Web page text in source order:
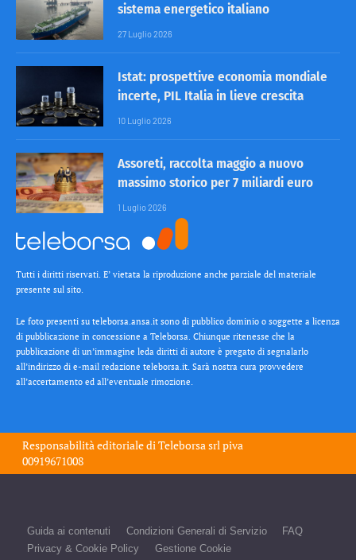
sistema energetico italiano
27 Luglio 2026
Istat: prospettive economia mondiale
incerte, PIL Italia in lieve crescita
10 Luglio 2026
Assoreti, raccolta maggio a nuovo
massimo storico per 7 miliardi euro
1 Luglio 2026
Tutti i diritti riservati. E’ vietata la riproduzione anche parziale del materiale
presente sul sito.
Le foto presenti su teleborsa.ansa.it sono di pubblico dominio o soggette a licenza
di pubblicazione in concessione a Teleborsa. Chiunque ritenesse che la
pubblicazione di un’immagine leda diritti di autore è pregato di segnalarlo
all’indirizzo di e-mail redazione teleborsa.it. Sarà nostra cura provvedere
all’accertamento ed all’eventuale rimozione.
Responsabilità editoriale diTeleborsa srlpiva
00919671008
Guida ai contenuti Condizioni Generali di Servizio
FAQ
Privacy & Cookie Policy
Gestione Cookie